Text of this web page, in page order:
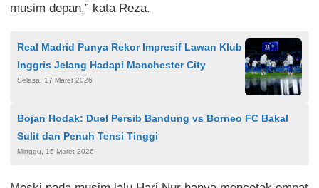
musim depan,” kata Reza.
Real Madrid Punya Rekor Impresif Lawan Klub
Inggris Jelang Hadapi Manchester City
Selasa, 17 Maret 2026
Bojan Hodak: Duel Persib Bandung vs Borneo FC Bakal
Sulit dan Penuh Tensi Tinggi
Minggu, 15 Maret 2026